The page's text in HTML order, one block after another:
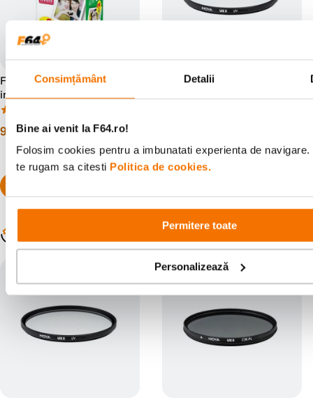
Consimțământ Detalii
Bine ai venit la F64.ro!
Folosim cookies pentru a imbunatati experienta de navigare.
te rugam sa citesti Politica de cookies.
Permitere toate
Personalizează
Fujifilm Instax Mini - film
instant 2x10 bucati
99 00 lei
Hoya UX II Filtru UV 40.5mm
Populare în aceeași categorie